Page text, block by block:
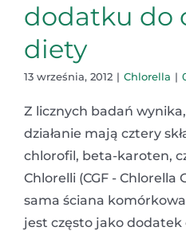
dodatku do
diety
13 września, 2012 | Chlorella |
Z licznych badań
działanie mają cztery
chlorofil, beta-karoten,
Chlorelli (CGF - Chlorella
sama ściana
jest często jako dodatek